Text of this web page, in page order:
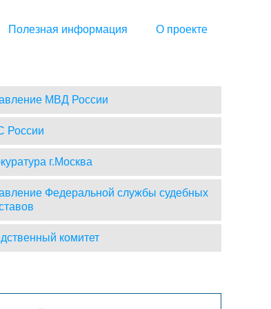
Полезная информация О проекте
МВД России
России
г.Москва
Федеральной службы судебных
комитет